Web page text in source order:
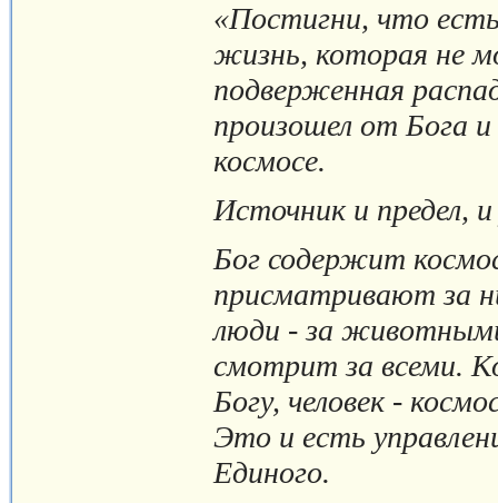
«Постигни, что
жизнь, которая не
подверженная
произошел от Бога
космосе.
Источник и предел,
Бог содержит
присматривают за
люди - за
смотрит за всеми.
Богу, человек -
Это и есть
Единого.